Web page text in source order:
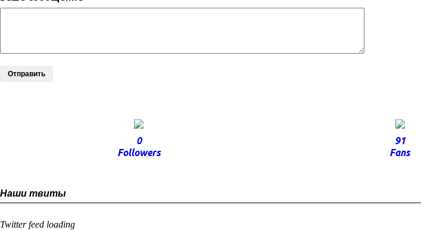
Отправить
0
Followers
91
Fans
Наши твиты
Twitter feed loading